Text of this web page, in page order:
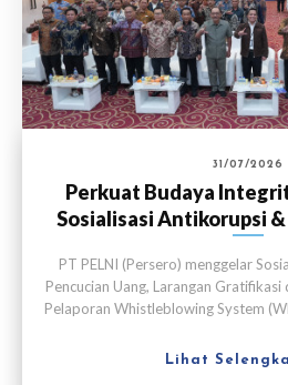
31/07/2026
Perkuat Budaya
Sosialisasi Antikorupsi
System
PT PELNI (Persero) menggelar
Pencucian Uang, Larangan
Pelaporan Whistleblowing System
Lihat